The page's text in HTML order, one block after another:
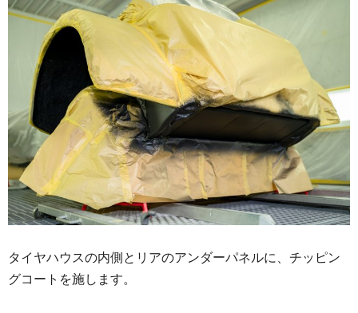
タイヤハウスの内側とリアのアンダーパネルに、チッピン
グコートを施します。